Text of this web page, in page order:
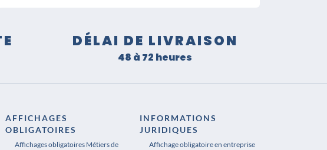
DÉLAI DE LIVRAISON
48 à 72 heures
AFFICHAGES
OBLIGATOIRES
Affichages obligatoires Métiers de
INFORMATIONS
JURIDIQUES
Affichage obligatoire en entreprise